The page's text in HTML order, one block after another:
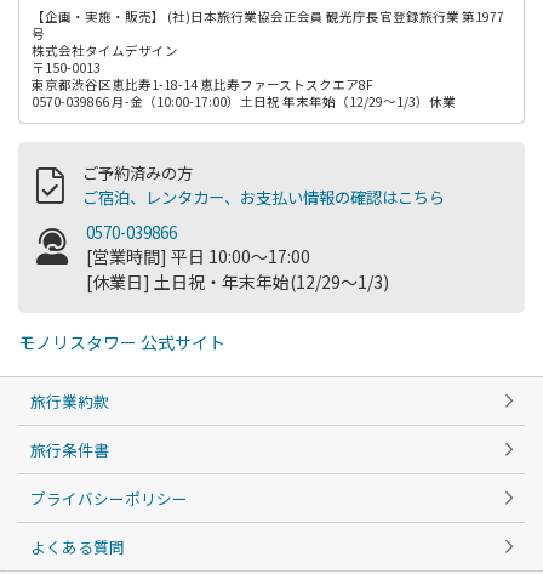
【企画・実施・販売】
(社)日本旅行業協会正会員 観光庁長官登録旅行業 第1977
号
株式会社タイムデザイン
〒150-0013
東京都渋谷区恵比寿1-18-14 恵比寿ファーストスクエア8F
0570-039866 月-金（10:00-17:00）土日祝 年末年始（12/29～1/3）休業
ご予約済みの方
ご宿泊、レンタカー、お支払い情報の確認はこちら
0570-039866
[営業時間] 平日 10:00～17:00
[休業日] 土日祝・年末年始(12/29～1/3)
モノリスタワー 公式サイト
旅行業約款
旅行条件書
プライバシーポリシー
よくある質問